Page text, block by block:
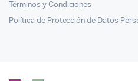
Términos y Condiciones
Política de Protección de Datos